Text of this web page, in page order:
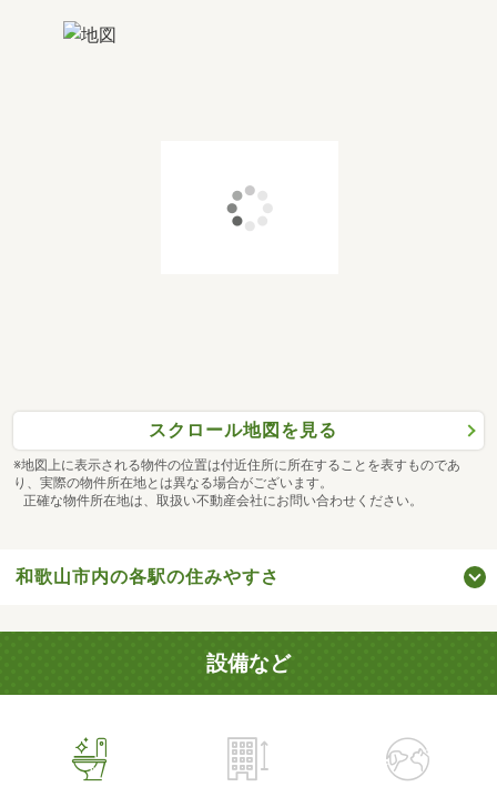
スクロール地図を見る
※地図上に表示される物件の位置は付近住所に所在することを表すものであ
り、実際の物件所在地とは異なる場合がございます。
正確な物件所在地は、取扱い不動産会社にお問い合わせください。
和歌山市内の各駅の住みやすさ
設備など